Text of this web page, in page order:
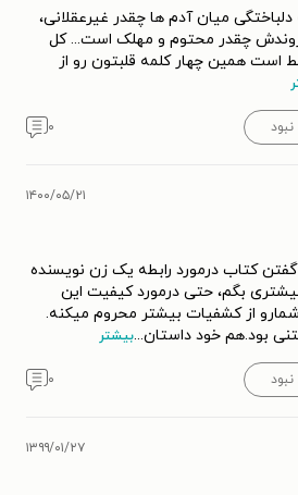
میان آدم ها چقدر غیرعقلانی،
چقدر محتوم و مهلک است... کل
است همین چهار کلمه قلبتون رو از
۰
۱۴۰۰/۰۵/۲۱
کتاب درمورد رابطه یک زن نویسنده
بگم، حتی درمورد کیفیت این
شمارو از کشفیات بیشتر محروم میکنه.
بود.هم خود داستان...بیشتر
۰
۱۳۹۹/۰۱/۲۷